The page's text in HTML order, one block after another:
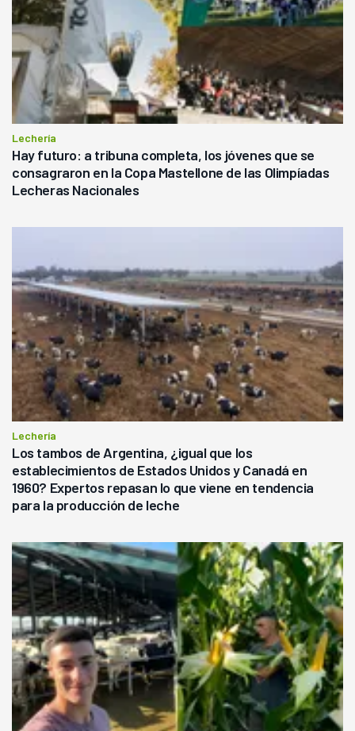
Lechería
Hay futuro: a tribuna completa, los jóvenes que se
consagraron en la Copa Mastellone de las Olimpíadas
Lecheras Nacionales
Lechería
Los tambos de Argentina, ¿igual que los
establecimientos de Estados Unidos y Canadá en
1960? Expertos repasan lo que viene en tendencia
para la producción de leche